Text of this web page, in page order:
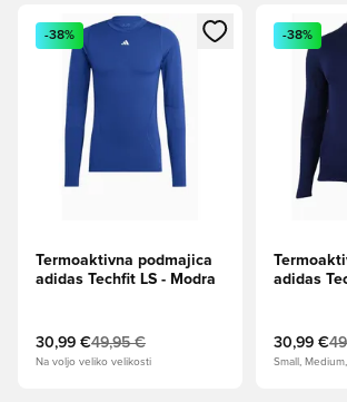
Odpre Modal za prijavo ali vpis kot član
-38%
Termoaktivna podmajica
adidas Techfit LS - Modra
30,99 €49,95 €
Na voljo veliko velikosti
Odpre
-38%
adidas
30,99 €
Small,